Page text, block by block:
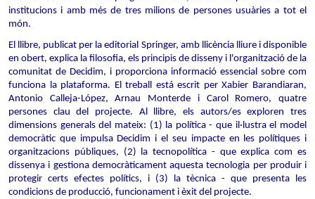
institucions i amb més de tres milions de persones usuàries a tot el
món.
El llibre, publicat per la editorial Springer, amb llicència lliure i disponible
en obert, explica la filosofia, els principis de disseny i l'organització de la
comunitat de Decidim, i proporciona informació essencial sobre com
funciona la plataforma. El treball está escrit per Xabier Barandiaran,
Antonio Calleja-López, Arnau Monterde i Carol Romero, quatre
persones clau del projecte. Al llibre, els autors/es exploren tres
dimensions generals del mateix: (1) la política - que il·lustra el model
democràtic que impulsa Decidim i el seu impacte en les polítiques i
organitzacions públiques, (2) la tecnopolítica - que explica com es
dissenya i gestiona democràticament aquesta tecnologia per produir i
protegir certs efectes polítics, i (3) la tècnica - que presenta les
condicions de producció, funcionament i èxit del projecte.